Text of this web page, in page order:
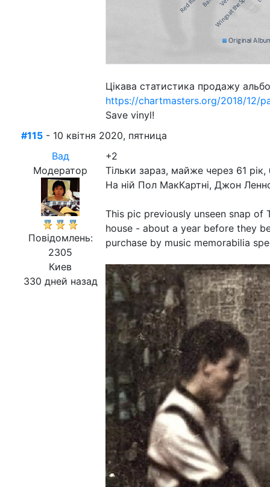
Цікава статистика продажу
https://chartmasters.org/2018/12/
Save vinyl!
#115 - 10 квітня 2020, пятница
Вад
Модератор
Повідомлень:
2305
Киев
330 дней назад
+2
Тільки зараз, майже через 61
На ній Пол МакКартні, Джон
This pic previously unseen snap of
house - about a year before they
purchase by music memorabilia